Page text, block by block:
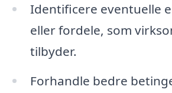
Identificere eventuelle
eller fordele, som
tilbyder.
Forhandle bedre